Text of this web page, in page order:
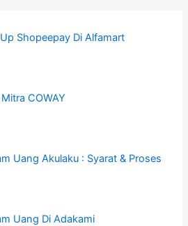
Shopeepay Di Alfamart
COWAY
Uang Akulaku : Syarat & Proses
Uang Di Adakami